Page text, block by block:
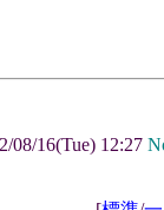
08/16(Tue) 12:27